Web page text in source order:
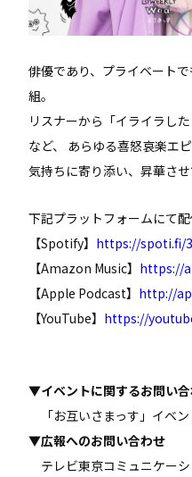
俳優であり、プライベート
組。
リスナーから「イライラし
など、 あらゆる喜怒哀楽エ
気持ちに寄り添い、昇華させ
下記プラットフォームにて
【Spotify】 https://spoti.fi/
【Amazon Music】 https://
【Apple Podcast】 http://
【YouTube】 https://
▼イベントに関するお問い
「お互いさまっす」イベ
▼広報へのお問い合わせ
テレビ東京コミュニケー